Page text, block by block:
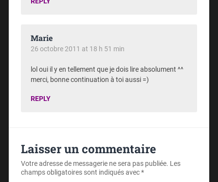
Marie
26 octobre 2011 at 18 h 51 min
lol oui il y en tellement que je dois lire absolument ^^
merci, bonne continuation à toi aussi =)
REPLY
Laisser un commentaire
Votre adresse de messagerie ne sera pas publiée. Les
champs obligatoires sont indiqués avec*